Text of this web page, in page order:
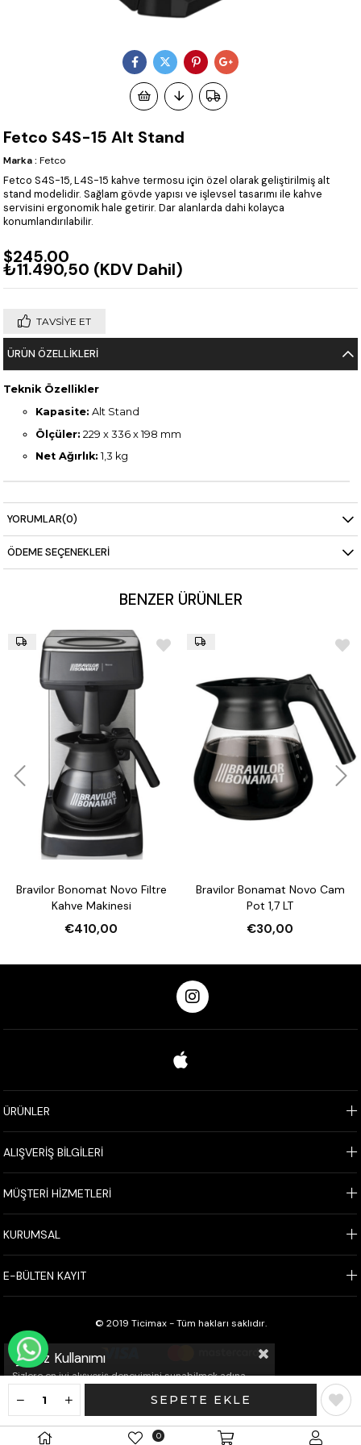
Fetco S4S-15 Alt Stand
Marka : Fetco
Fetco S4S-15, L4S-15 kahve termosu için özel olarak geliştirilmiş alt
stand modelidir. Sağlam gövde yapısı ve işlevsel tasarımı ile kahve
servisini ergonomik hale getirir. Dar alanlarda dahi kolayca
konumlandırılabilir.
$245.00
₺11.490,50 (KDV Dahil)
TAVSIYE ET
ÜRÜN ÖZELLIKLERI
Teknik Özellikler
Kapasite: Alt Stand
Ölçüler: 229 x 336 x 198 mm
Net Ağırlık: 1,3 kg
YORUMLAR(0)
ÖDEME SEÇENEKLERI
BENZER ÜRÜNLER
Bravilor Bonomat Novo Filtre
Kahve Makinesi
€410,00
Bravilor Bonamat Novo Cam
Pot 1,7 LT
€30,00
ÜRÜNLER
ALIŞVERİŞ BİLGİLERİ
MÜŞTERİ HİZMETLERİ
KURUMSAL
E-BÜLTEN KAYIT
© 2019 Ticimax - Tüm hakları saklıdır.
Çerez Kullanımı
Sizlere en iyi alışveriş deneyimini sunabilmek adına
bilgi için Kvkk sözleşmesini inceleyebilirsiniz.
0